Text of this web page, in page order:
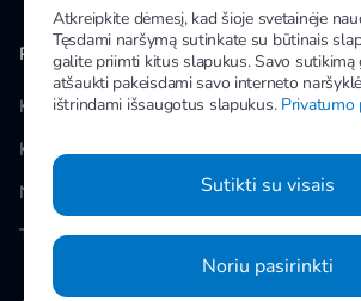
PAPILDOMA INFORMACIJA
Klubai
Kainos
Naujienos
Taisyklės
MANO
Atkreipkite dėmesį, kad šioje svetainėje
Tęsdami naršymą sutinkate su būtinais
galite priimti kitus slapukus. Savo sutikimą
atšaukti pakeisdami savo interneto
ištrindami išsaugotus slapukus. Privatumo
Sutikti su visais
Noriu pasirinkti